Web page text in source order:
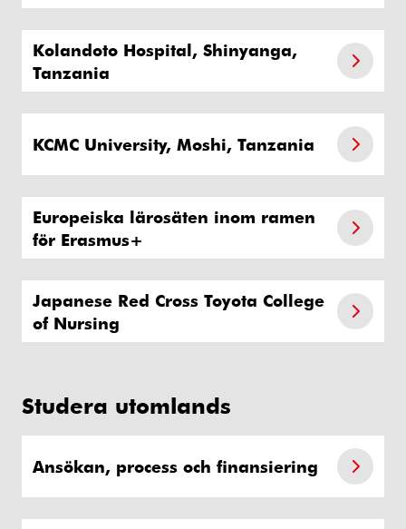
Kolandoto Hospital, Shinyanga,
Tanzania
KCMC University, Moshi, Tanzania
Europeiska lärosäten inom ramen
för Erasmus+
Japanese Red Cross Toyota College
of Nursing
Studera utomlands
Ansökan, process och finansiering